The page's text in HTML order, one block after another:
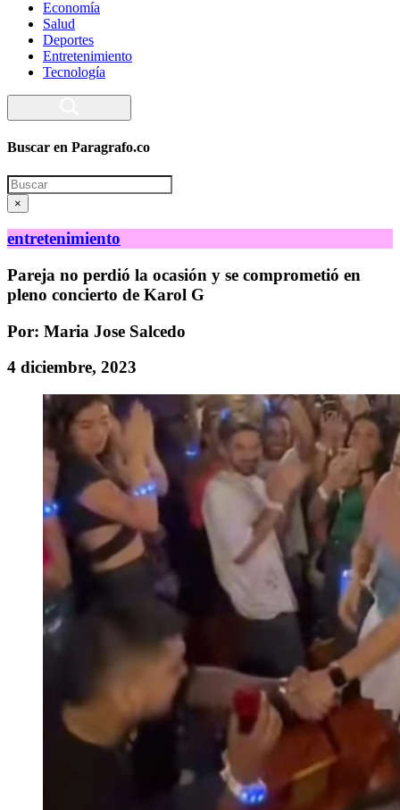
Economía
Salud
Deportes
Entretenimiento
Tecnología
Buscar en Paragrafo.co
Search
×
entretenimiento
Pareja no perdió la ocasión y se comprometió en
pleno concierto de Karol G
Por: Maria Jose Salcedo
4 diciembre, 2023